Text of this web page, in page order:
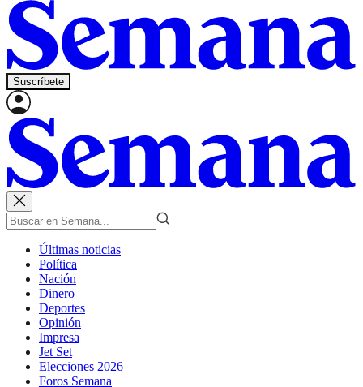
Suscríbete
Últimas noticias
Política
Nación
Dinero
Deportes
Opinión
Impresa
Jet Set
Elecciones 2026
Foros Semana